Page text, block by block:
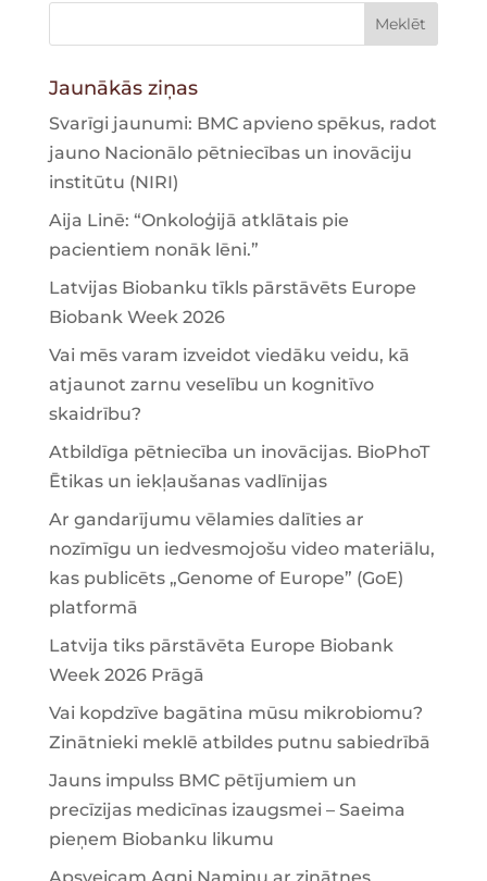
Jaunākās ziņas
Svarīgi jaunumi: BMC apvieno spēkus, radot
jauno Nacionālo pētniecības un inovāciju
institūtu (NIRI)
Aija Linē: “Onkoloģijā atklātais pie
pacientiem nonāk lēni.”
Latvijas Biobanku tīkls pārstāvēts Europe
Biobank Week 2026
Vai mēs varam izveidot viedāku veidu, kā
atjaunot zarnu veselību un kognitīvo
skaidrību?
Atbildīga pētniecība un inovācijas. BioPhoT
Ētikas un iekļaušanas vadlīnijas
Ar gandarījumu vēlamies dalīties ar
nozīmīgu un iedvesmojošu video materiālu,
kas publicēts „Genome of Europe” (GoE)
platformā
Latvija tiks pārstāvēta Europe Biobank
Week 2026 Prāgā
Vai kopdzīve bagātina mūsu mikrobiomu?
Zinātnieki meklē atbildes putnu sabiedrībā
Jauns impulss BMC pētījumiem un
precīzijas medicīnas izaugsmei – Saeima
pieņem Biobanku likumu